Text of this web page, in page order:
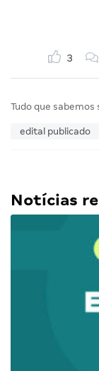
3
Tudo que sabemos
edital publicado
Notícias